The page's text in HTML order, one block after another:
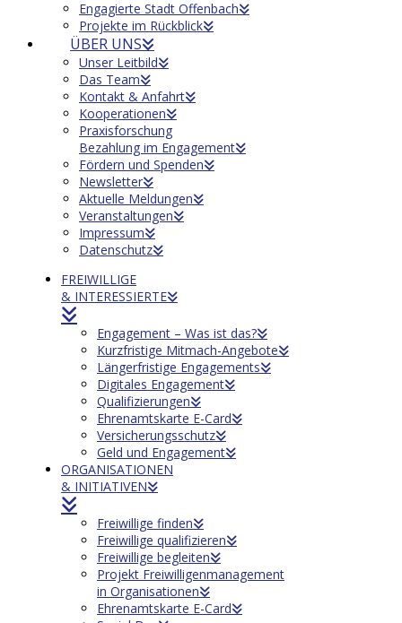
Engagierte Stadt Offenbach
Projekte im Rückblick
ÜBER UNS
Unser Leitbild
Das Team
Kontakt & Anfahrt
Kooperationen
Praxisforschung
Bezahlung im Engagement
Fördern und Spenden
Newsletter
Aktuelle Meldungen
Veranstaltungen
Impressum
Datenschutz
FREIWILLIGE
& INTERESSIERTE
Engagement – Was ist das?
Kurzfristige Mitmach-Angebote
Längerfristige Engagements
Digitales Engagement
Qualifizierungen
Ehrenamtskarte E-Card
Versicherungsschutz
Geld und Engagement
ORGANISATIONEN
& INITIATIVEN
Freiwillige finden
Freiwillige qualifizieren
Freiwillige begleiten
Projekt Freiwilligenmanagement
in Organisationen
Ehrenamtskarte E-Card